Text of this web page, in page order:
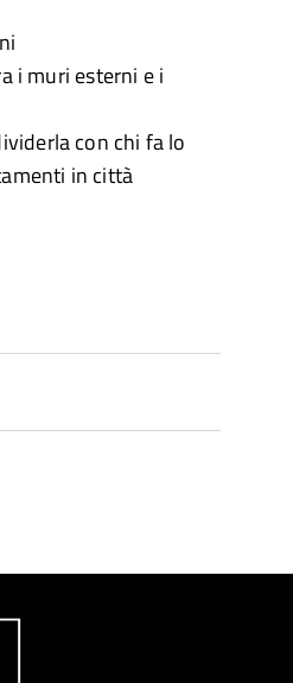
i muri esterni e i
con chi fa lo
in città